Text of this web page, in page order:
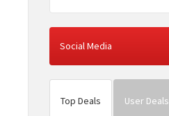
Social Media
Top Deals User Deals